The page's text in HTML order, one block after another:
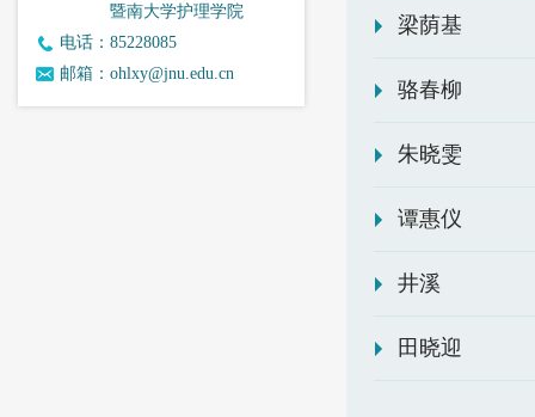
暨南大学护理学院
电话： 85228085
邮箱： ohlxy@jnu.edu.cn
梁荫基
骆春柳
朱晓雯
谭惠仪
井溪
田晓迎